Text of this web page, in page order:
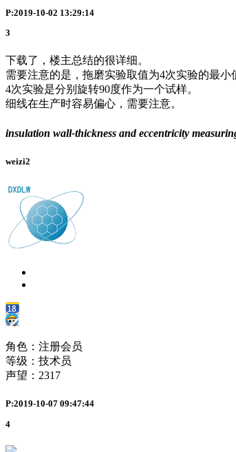
P:2019-10-02 13:29:14
3
下载了，楼主总结的很详细。
需要注意的是，拖磨实验取值为4次实验的最小
4次实验是分别旋转90度作为一个试样。
细线在生产时容易偏心，需要注意。
insulation wall-thickness and eccentricity
weizi2
角色：注册会员
等级：技术员
声望： 2317
P:2019-10-07 09:47:44
4